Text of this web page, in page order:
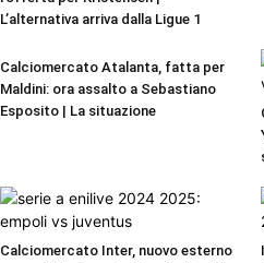
L’alternativa arriva dalla Ligue 1
Calciomercato Atalanta, fatta per
Maldini: ora assalto a Sebastiano
Esposito | La situazione
Calciomercato Inter, nuovo esterno